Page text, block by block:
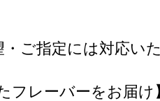
ご指定には対応い
フレーバーをお届け